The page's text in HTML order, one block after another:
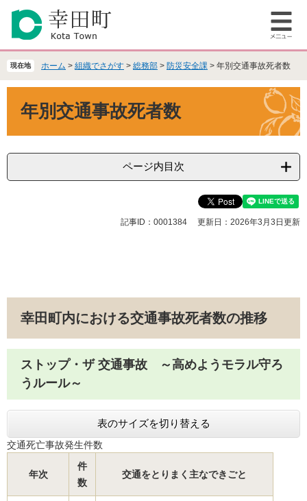
の
頭
ー
飛
本
文
メ
ー
現在地 ホーム > 組織でさがす > 総務部 > 防災安全課 > 年別交通事故死者数
年別交通事故死者数
ページ内目次
記事ID：0001384 更新日：2026年3月3日更新
幸田町内における交通事故死者数の推移
ストップ・ザ 交通事故 ～高めようモラル守ろ
うルール～
表のサイズを切り替える
交通死亡事故発生件数
年次
件
数
交通をとりまく主なできごと